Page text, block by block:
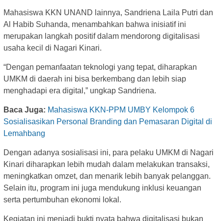
Mahasiswa KKN UNAND lainnya, Sandriena Laila Putri dan
Al Habib Suhanda, menambahkan bahwa inisiatif ini
merupakan langkah positif dalam mendorong digitalisasi
usaha kecil di Nagari Kinari.
“Dengan pemanfaatan teknologi yang tepat, diharapkan
UMKM di daerah ini bisa berkembang dan lebih siap
menghadapi era digital,” ungkap Sandriena.
Baca Juga: Mahasiswa KKN-PPM UMBY Kelompok 6
Sosialisasikan Personal Branding dan Pemasaran Digital di
Lemahbang
Dengan adanya sosialisasi ini, para pelaku UMKM di Nagari
Kinari diharapkan lebih mudah dalam melakukan transaksi,
meningkatkan omzet, dan menarik lebih banyak pelanggan.
Selain itu, program ini juga mendukung inklusi keuangan
serta pertumbuhan ekonomi lokal.
Kegiatan ini menjadi bukti nyata bahwa digitalisasi bukan